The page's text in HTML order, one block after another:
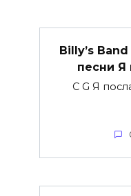
Billy’s
песни Я
C G Я